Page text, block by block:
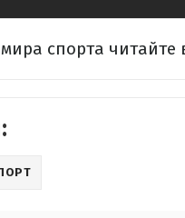
спорта читайте